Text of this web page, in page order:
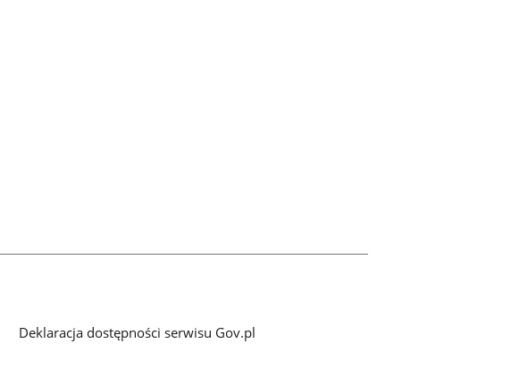
Deklaracja dostępności serwisu Gov.pl